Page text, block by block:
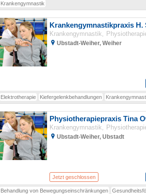
Krankengymnastik
Krankengymnastikpraxis H.
Krankengymnastik
Ubstadt-Weiher, Weiher
Elektrotherapie Kiefergelenkbehandlungen
Physiotherapiepraxis Tina
Krankengymnastik
Ubstadt-Weiher, Ubstadt
Jetzt geschlossen
Behandlung von Bewegungseinschränkungen